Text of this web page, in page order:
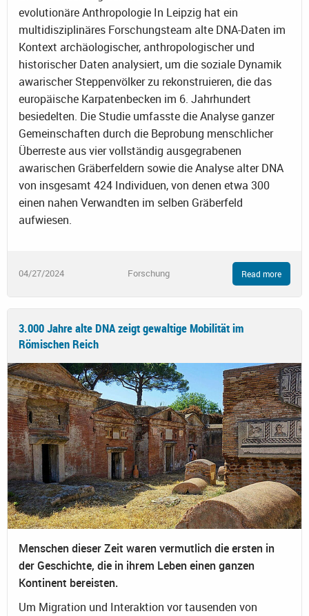
evolutionäre Anthropologie In Leipzig hat ein
multidisziplinäres Forschungsteam alte DNA-Daten im
Kontext archäologischer, anthropologischer und
historischer Daten analysiert, um die soziale Dynamik
awarischer Steppenvölker zu rekonstruieren, die das
europäische Karpatenbecken im 6. Jahrhundert
besiedelten. Die Studie umfasste die Analyse ganzer
Gemeinschaften durch die Beprobung menschlicher
Überreste aus vier vollständig ausgegrabenen
awarischen Gräberfeldern sowie die Analyse alter DNA
von insgesamt 424 Individuen, von denen etwa 300
einen nahen Verwandten im selben Gräberfeld
aufwiesen.
04/27/2024 Forschung Read more
3.000 Jahre alte DNA zeigt gewaltige Mobilität im
Römischen Reich
Menschen dieser Zeit waren vermutlich die ersten in
der Geschichte, die in ihrem Leben einen ganzen
Kontinent bereisten.
Um Migration und Interaktion vor tausenden von